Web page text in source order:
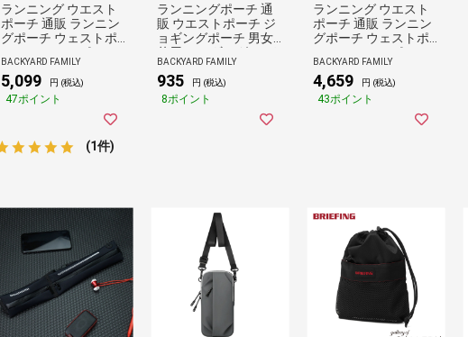
ランニング ウエスト
ポーチ 通販 ランニン
グポーチ ウェストポ
ーチ マラソンポーチ
ジョギングポーチ 揺
れにくい FITLETIC フ
ィットレティック N-0
1J 防水 マラソン ラン
ニンググッズ スポー
ツグッズ スポーツア
クセサリー スポーツ
BACKYARD FAMILY
5,099 円 (税込)
47ポイント
(1件)
ランニングポーチ 通
販 ウエストポーチ ジ
ョギングポーチ 男女
兼用 ジョギング レデ
ィース メンズ ウェス
トバッグ フィットネ
スバッグ 軽量 軽い 小
物入れ スマホ 水筒 伸
縮素材 おしゃれ かわ
BACKYARD FAMILY
935 円 (税込)
8ポイント
ランニング ウエスト
ポーチ 通販 ランニン
グポーチ ウェストポ
ーチ マラソンポーチ
ジョギングポーチ は
っ水 FITLETIC フィッ
トレティック MINIP 撥
水 マラソン ランニン
ググッズ スポーツグ
BACKYARD FAMILY
4,659 円 (税込)
43ポイント